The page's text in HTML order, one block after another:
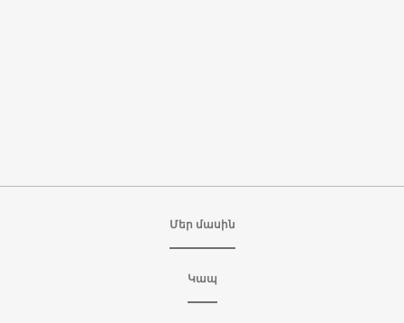
Մեր մասին
Կապ